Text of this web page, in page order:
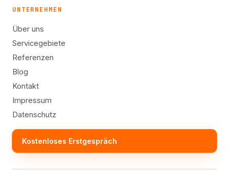
UNTERNEHMEN
Über uns
Servicegebiete
Referenzen
Blog
Kontakt
Impressum
Datenschutz
Kostenloses Erstgespräch